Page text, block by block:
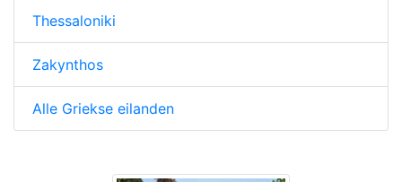
Thessaloniki
Zakynthos
Alle Griekse eilanden